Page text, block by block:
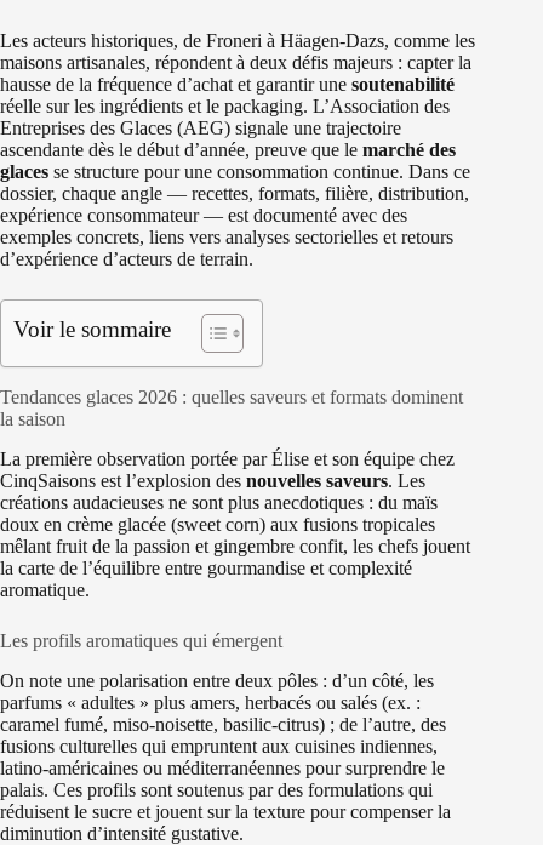
Les acteurs historiques, de Froneri à Häagen‑Dazs, comme les
maisons artisanales, répondent à deux défis majeurs : capter la
hausse de la fréquence d’achat et garantir une soutenabilité
réelle sur les ingrédients et le packaging. L’Association des
Entreprises des Glaces (AEG) signale une trajectoire
ascendante dès le début d’année, preuve que le marché des
glaces se structure pour une consommation continue. Dans ce
dossier, chaque angle — recettes, formats, filière, distribution,
expérience consommateur — est documenté avec des
exemples concrets, liens vers analyses sectorielles et retours
d’expérience d’acteurs de terrain.
Voir le sommaire
Tendances glaces 2026 : quelles saveurs et formats dominent
la saison
La première observation portée par Élise et son équipe chez
CinqSaisons est l’explosion des nouvelles saveurs. Les
créations audacieuses ne sont plus anecdotiques : du maïs
doux en crème glacée (sweet corn) aux fusions tropicales
mêlant fruit de la passion et gingembre confit, les chefs jouent
la carte de l’équilibre entre gourmandise et complexité
aromatique.
Les profils aromatiques qui émergent
On note une polarisation entre deux pôles : d’un côté, les
parfums « adultes » plus amers, herbacés ou salés (ex. :
caramel fumé, miso‑noisette, basilic‑citrus) ; de l’autre, des
fusions culturelles qui empruntent aux cuisines indiennes,
latino-américaines ou méditerranéennes pour surprendre le
palais. Ces profils sont soutenus par des formulations qui
réduisent le sucre et jouent sur la texture pour compenser la
diminution d’intensité gustative.